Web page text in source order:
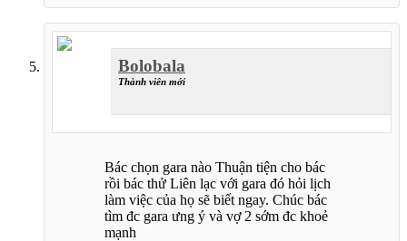
Bolobala
Thành viên mới
Bác chọn gara nào Thuận tiện cho bác
rồi bác thử Liên lạc với gara đó hỏi lịch
làm việc của họ sẽ biết ngay. Chúc bác
tìm đc gara ưng ý và vợ 2 sớm đc khoẻ
mạnh